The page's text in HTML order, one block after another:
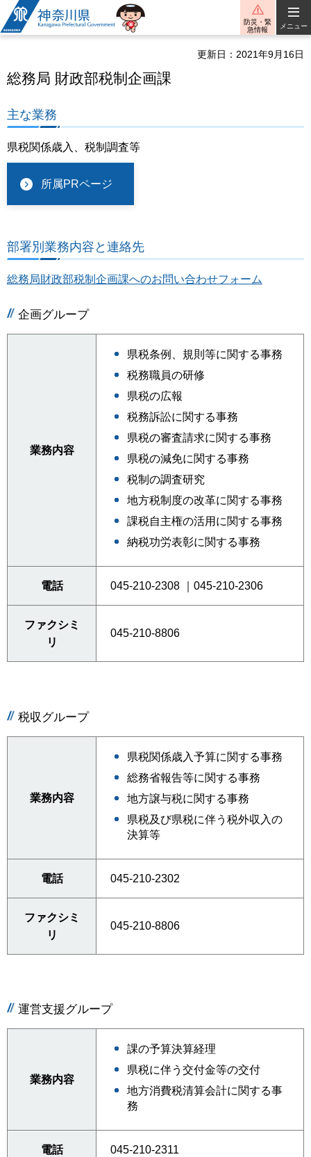
神奈川県
防災・緊
急情報
メニュー
更新日：2021年9月16日
総務局 財政部税制企画課
主な業務
県税関係歳入、税制調査等
所属PRページ
部署別業務内容と連絡先
総務局財政部税制企画課へのお問い合わせフォーム
企画グループ
業務内容
県税条例、規則等に関する事務
税務職員の研修
県税の広報
税務訴訟に関する事務
県税の審査請求に関する事務
県税の減免に関する事務
税制の調査研究
地方税制度の改革に関する事務
課税自主権の活用に関する事務
納税功労表彰に関する事務
電話 045-210-2308 ｜045-210-2306
ファクシミ
リ
045-210-8806
税収グループ
業務内容
県税関係歳入予算に関する事務
総務省報告等に関する事務
地方譲与税に関する事務
県税及び県税に伴う税外収入の
決算等
電話 045-210-2302
ファクシミ
リ
045-210-8806
運営支援グループ
業務内容
課の予算決算経理
県税に伴う交付金等の交付
地方消費税清算会計に関する事
務
電話 045-210-2311